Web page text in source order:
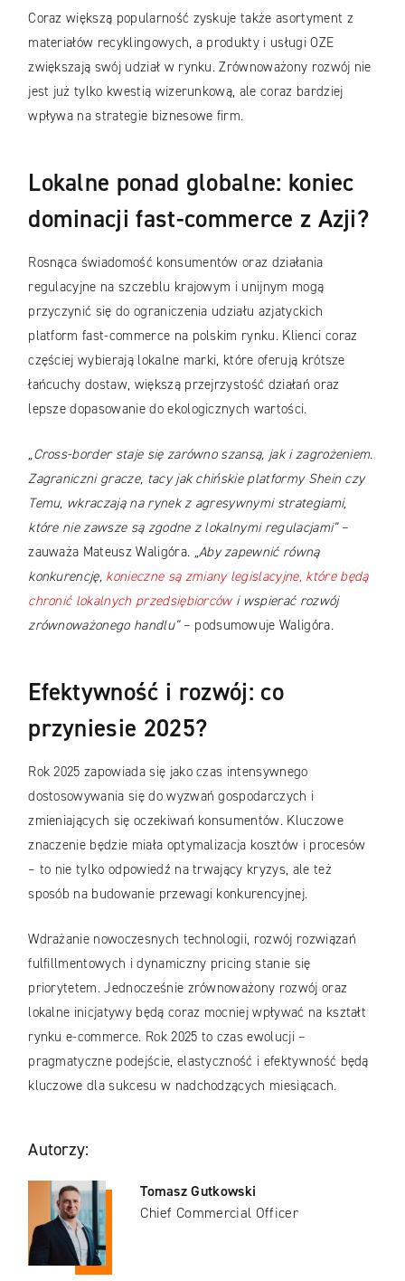
Coraz większą popularność zyskuje także asortyment z
materiałów recyklingowych, a produkty i usługi OZE
zwiększają swój udział w rynku. Zrównoważony rozwój nie
jest już tylko kwestią wizerunkową, ale coraz bardziej
wpływa na strategie biznesowe firm.
Lokalne ponad globalne: koniec
dominacji fast-commerce z Azji?
Rosnąca świadomość konsumentów oraz działania
regulacyjne na szczeblu krajowym i unijnym mogą
przyczynić się do ograniczenia udziału azjatyckich
platform fast-commerce na polskim rynku. Klienci coraz
częściej wybierają lokalne marki, które oferują krótsze
łańcuchy dostaw, większą przejrzystość działań oraz
lepsze dopasowanie do ekologicznych wartości.
„Cross-border staje się zarówno szansą, jak i zagrożeniem.
Zagraniczni gracze, tacy jak chińskie platformy Shein czy
Temu, wkraczają na rynek z agresywnymi strategiami,
które nie zawsze są zgodne z lokalnymi regulacjami”–
zauważa Mateusz Waligóra. „Aby zapewnić równą
konkurencję, konieczne są zmiany legislacyjne, które będą
chronić lokalnych przedsiębiorcówi wspierać rozwój
zrównoważonego handlu” – podsumowuje Waligóra.
Efektywność i rozwój: co
przyniesie 2025?
Rok 2025 zapowiada się jako czas intensywnego
dostosowywania się do wyzwań gospodarczych i
zmieniających się oczekiwań konsumentów. Kluczowe
znaczenie będzie miała optymalizacja kosztów i procesów
– to nie tylko odpowiedź na trwający kryzys, ale też
sposób na budowanie przewagi konkurencyjnej.
Wdrażanie nowoczesnych technologii, rozwój rozwiązań
fulfillmentowych i dynamiczny pricing stanie się
priorytetem. Jednocześnie zrównoważony rozwój oraz
lokalne inicjatywy będą coraz mocniej wpływać na kształt
rynku e-commerce. Rok 2025 to czas ewolucji –
pragmatyczne podejście, elastyczność i efektywność będą
kluczowe dla sukcesu w nadchodzących miesiącach.
Autorzy:
Tomasz Gutkowski
Chief Commercial Officer